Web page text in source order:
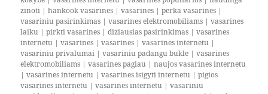
zinoti |hankook vasarines |vasarines |perka vasarines |
vasariniu pasirinkimas |vasarines elektromobiliams |vasarines
laiku |pirkti vasarines |diziausias pasirinkimas |vasarines
internetu |vasarines |vasarines |vasarines internetu |
vasariniu privalumai |vasariniu padangu bukle |vasarines
elektromobiliams |vasarines pagiau |naujos vasarines internetu
|vasarines internetu |vasarines isigyti internetu |pigios
vasarines internetu |vasarines internetu |vasariniu